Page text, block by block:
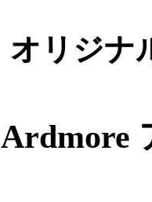
オリジナ
Ardmore